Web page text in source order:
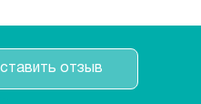
отзыв